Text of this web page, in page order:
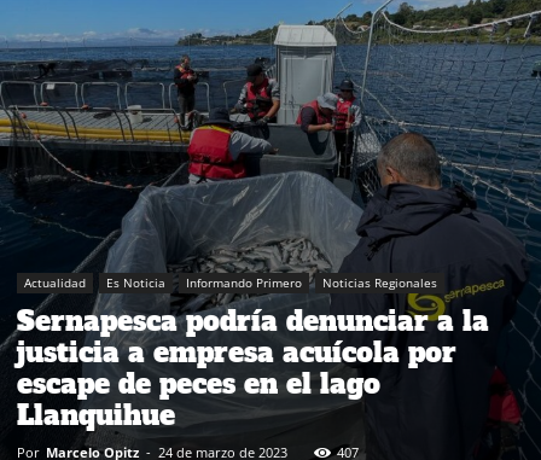
Actualidad Es Noticia Informando Primero Noticias Regionales
Sernapesca podría denunciar a la
justicia a empresa acuícola por
escape de peces en el lago
Llanquihue
Por Marcelo Opitz - 24 de marzo de 2023 407